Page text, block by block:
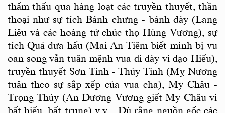
thẩm thấu qua hàng loạt các truyền thuyết, thần
thoại như sự tích Bánh chưng - bánh dày (Lang
Liêu và các hoàng tử chúc thọ Hùng Vương), sự
tích Quả dưa hấu (Mai An Tiêm biết mình bị vu
oan song vẫn tuân mệnh vua đi đày vì đạo Hiếu),
truyền thuyết Sơn Tinh - Thủy Tinh (Mỵ Nương
tuân theo sự sắp xếp của vua cha), My Châu -
Trọng Thủy (An Dương Vương giết My Châu vì
bất hiếu, bất trung) v.v... Dù rằng nguồn gốc các